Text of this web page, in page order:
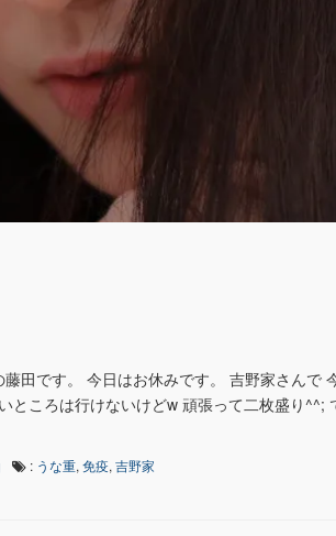
田です。 今日はお休みです。 吉野家さんで
ところは行けないけどw 頑張って二枚盛り^^;
: うな重, 免疫, 吉野家